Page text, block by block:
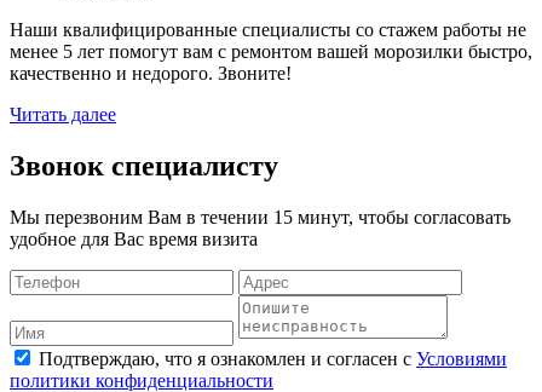
Наши квалифицированные специалисты со стажем работы не
менее 5 лет помогут вам с ремонтом вашей морозилки быстро,
качественно и недорого. Звоните!
Читать далее
Звонок специалисту
Мы перезвоним Вам в течении 15 минут, чтобы согласовать
удобное для Вас время визита
Подтверждаю, что я ознакомлен и согласен с Условиями
политики конфиденциальности